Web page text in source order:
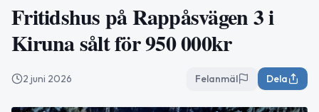
Fritidshus på Rappåsvägen 3 i
Kiruna sålt för 950 000kr
2 juni 2026 Felanmäl Dela